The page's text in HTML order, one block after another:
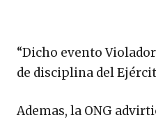
“Dicho evento
de disciplina del
Ademas, la ONG